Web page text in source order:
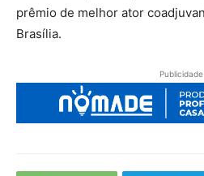
prêmio de melhor ator
Brasília.
Publicidade